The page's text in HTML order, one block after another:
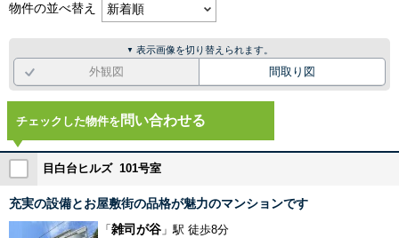
物件の並べ替え
▼ 表示画像を切り替えられます。
外観図 間取り図
チェックした物件を問い合わせる
目白台ヒルズ 101号室
充実の設備とお屋敷街の品格が魅力のマンションです
「 雑司が谷 」駅 徒歩8分